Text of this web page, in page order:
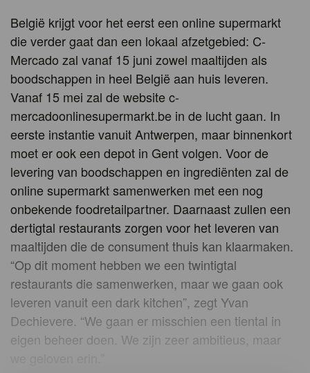
België krijgt voor het eerst een online supermarkt
die verder gaat dan een lokaal afzetgebied: C-
Mercado zal vanaf 15 juni zowel maaltijden als
boodschappen in heel België aan huis leveren.
Vanaf 15 mei zal de website c-
mercadoonlinesupermarkt.be in de lucht gaan. In
eerste instantie vanuit Antwerpen, maar binnenkort
moet er ook een depot in Gent volgen. Voor de
levering van boodschappen en ingrediënten zal de
online supermarkt samenwerken met een nog
onbekende foodretailpartner. Daarnaast zullen een
dertigtal restaurants zorgen voor het leveren van
maaltijden die de consument thuis kan klaarmaken.
“Op dit moment hebben we een twintigtal
restaurants die samenwerken, maar we gaan ook
leveren vanuit een dark kitchen”, zegt Yvan
Dechievere. “We gaan er misschien een tiental in
eigen beheer doen. We zijn zeer ambitieus, maar